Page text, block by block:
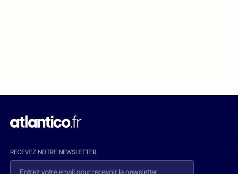
RECEVEZ NOTRE NEWSLETTER